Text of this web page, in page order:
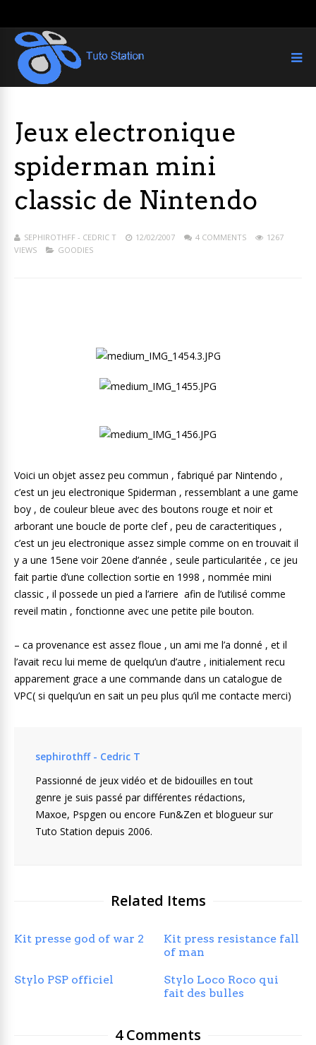
Jeux electronique
spiderman mini
classic de Nintendo
SEPHIROTHFF - CEDRIC T 12/02/2007 4 COMMENTS
1267
VIEWS
GOODIES
Voici un objet assez peu commun , fabriqué par Nintendo ,
c’est un jeu electronique Spiderman , ressemblant a une game
boy , de couleur bleue avec des boutons rouge et noir et
arborant une boucle de porte clef , peu de caracteritiques ,
c’est un jeu electronique assez simple comme on en trouvait il
y a une 15ene voir 20ene d’année , seule particularitée , ce jeu
fait partie d’une collection sortie en 1998 , nommée mini
classic , il possede un pied a l’arriere afin de l’utilisé comme
reveil matin , fonctionne avec une petite pile bouton.
– ca provenance est assez floue , un ami me l’a donné , et il
l’avait recu lui meme de quelqu’un d’autre , initialement recu
apparement grace a une commande dans un catalogue de
VPC( si quelqu’un en sait un peu plus qu’il me contacte merci)
sephirothff - Cedric T
Passionné de jeux vidéo et de bidouilles en tout
genre je suis passé par différentes rédactions,
Maxoe, Pspgen ou encore Fun&Zen et blogueur sur
Tuto Station depuis 2006.
Related Items
Kit presse god of war 2
Kit press resistance fall
of man
Stylo PSP officiel
Stylo Loco Roco qui
fait des bulles
4 Comments